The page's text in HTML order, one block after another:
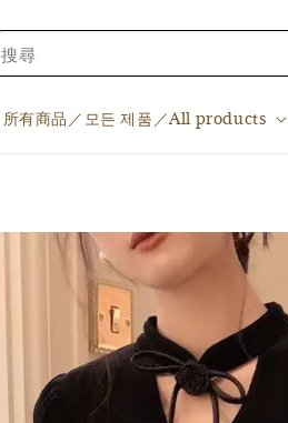
搜尋
所有商品／모든 제품／All products